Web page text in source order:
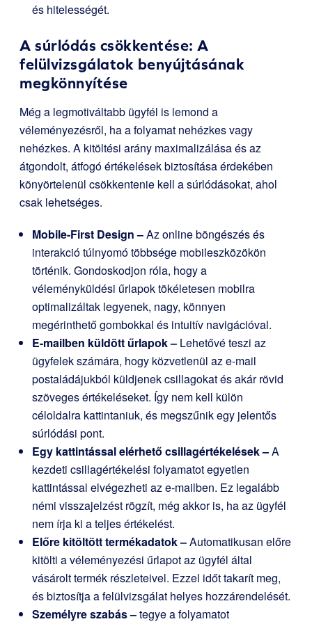
és hitelességét.
A súrlódás csökkentése: A
felülvizsgálatok benyújtásának
megkönnyítése
Még a legmotiváltabb ügyfél is lemond a
véleményezésről, ha a folyamat nehézkes vagy
nehézkes. A kitöltési arány maximalizálása és az
átgondolt, átfogó értékelések biztosítása érdekében
könyörtelenül csökkentenie kell a súrlódásokat, ahol
csak lehetséges.
Mobile-First Design –Az online böngészés és
interakció túlnyomó többsége mobileszközökön
történik. Gondoskodjon róla, hogy a
véleményküldési űrlapok tökéletesen mobilra
optimalizáltak legyenek, nagy, könnyen
megérinthető gombokkal és intuitív navigációval.
E-mailben küldött űrlapok – Lehetővé teszi az
ügyfelek számára, hogy közvetlenül az e-mail
postaládájukból küldjenek csillagokat és akár rövid
szöveges értékeléseket. Így nem kell külön
céloldalra kattintaniuk, és megszűnik egy jelentős
súrlódási pont.
Egy kattintással elérhető csillagértékelések –A
kezdeti csillagértékelési folyamatot egyetlen
kattintással elvégezheti az e-mailben. Ez legalább
némi visszajelzést rögzít, még akkor is, ha az ügyfél
nem írja ki a teljes értékelést.
Előre kitöltött termékadatok –Automatikusan előre
kitölti a véleményezési űrlapot az ügyfél által
vásárolt termék részleteivel. Ezzel időt takarít meg,
és biztosítja a felülvizsgálat helyes hozzárendelését.
Személyre szabás –tegye a folyamatot